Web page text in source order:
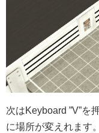
次はKeyboard ”V”を
に場所が変えれます。